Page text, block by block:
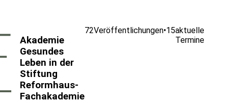
Akademie
Gesundes
Leben in der
Stiftung
Reformhaus-
Fachakademie
72Veröffentlichungen•15aktuelle
Termine